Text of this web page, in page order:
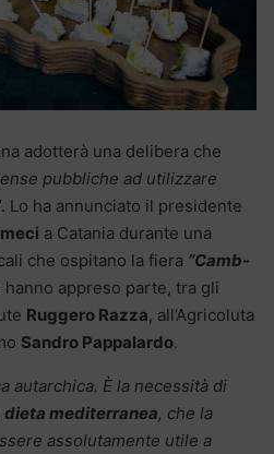
adotterà una delibera che
pubbliche ad utilizzare
Lo ha annunciato il presidente
a Catania durante una
che ospitano la fiera “Camb-
hanno appreso parte, tra gli
Ruggero Razza, all’Agricoluta
Sandro Pappalardo.
autarchica. È la necessità di
dieta mediterranea, che la
assolutamente utile a